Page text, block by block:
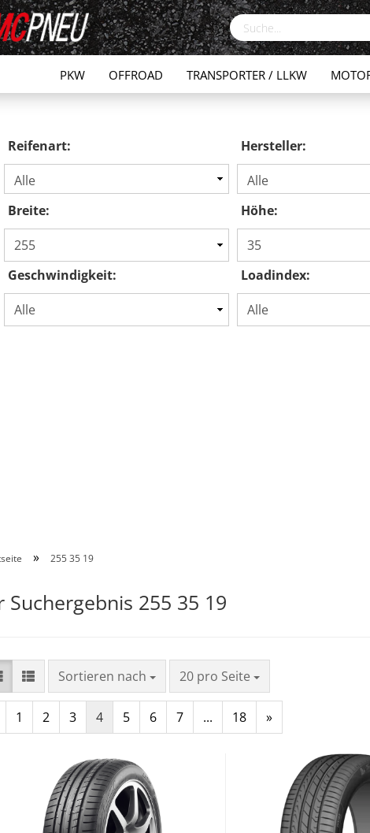
PKW OFFROAD TRANSPORTER / LLKW
Reifenart: Hersteller:
Breite: Höhe:
Geschwindigkeit: Loadindex:
» 255 35 19
Suchergebnis 255 35 19
Sortieren nach 20 pro Seite
1 2 3 4 5 6 7 ... 18 »